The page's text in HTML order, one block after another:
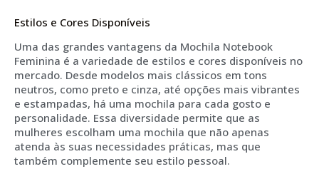
Estilos e Cores Disponíveis
Uma das grandes vantagens da Mochila Notebook
Feminina é a variedade de estilos e cores disponíveis no
mercado. Desde modelos mais clássicos em tons
neutros, como preto e cinza, até opções mais vibrantes
e estampadas, há uma mochila para cada gosto e
personalidade. Essa diversidade permite que as
mulheres escolham uma mochila que não apenas
atenda às suas necessidades práticas, mas que
também complemente seu estilo pessoal.